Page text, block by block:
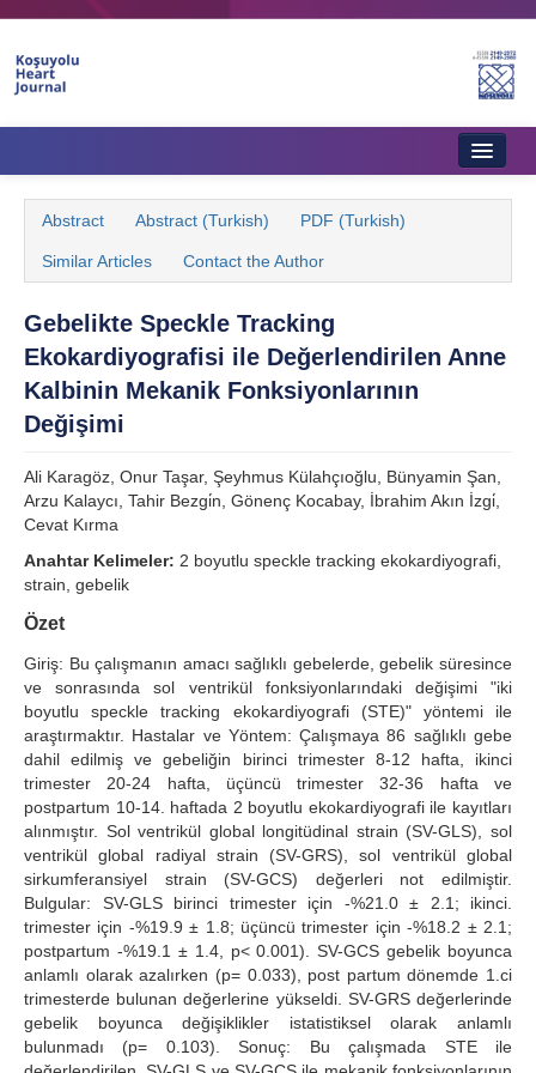
Aims & Scope
Editorial Board
Instructions to Authors
Instructions to Reviewers
Ethics & Policies
Contact Us
Abstract Abstract (Turkish) PDF (Turkish)
Similar Articles Contact the Author
Gebelikte Speckle Tracking
Ekokardiyografisi ile Değerlendirilen Anne
Kalbinin Mekanik Fonksiyonlarının
Değişimi
Ali Karagöz, Onur Taşar, Şeyhmus Külahçıoğlu, Bünyamin Şan,
Arzu Kalaycı, Tahir Bezgi̇n, Gönenç Kocabay, İbrahim Akın İzgi̇,
Cevat Kırma
Anahtar Kelimeler: 2 boyutlu speckle tracking ekokardiyografi,
strain, gebelik
Özet
Giriş: Bu çalışmanın amacı sağlıklı gebelerde, gebelik süresince
ve sonrasında sol ventrikül fonksiyonlarındaki değişimi "iki
boyutlu speckle tracking ekokardiyografi (STE)" yöntemi ile
araştırmaktır. Hastalar ve Yöntem: Çalışmaya 86 sağlıklı gebe
dahil edilmiş ve gebeliğin birinci trimester 8-12 hafta, ikinci
trimester 20-24 hafta, üçüncü trimester 32-36 hafta ve
postpartum 10-14. haftada 2 boyutlu ekokardiyografi ile kayıtları
alınmıştır. Sol ventrikül global longitüdinal strain (SV-GLS), sol
ventrikül global radiyal strain (SV-GRS), sol ventrikül global
sirkumferansiyel strain (SV-GCS) değerleri not edilmiştir.
Bulgular: SV-GLS birinci trimester için -%21.0 ± 2.1; ikinci.
trimester için -%19.9 ± 1.8; üçüncü trimester için -%18.2 ± 2.1;
postpartum -%19.1 ± 1.4, p< 0.001). SV-GCS gebelik boyunca
anlamlı olarak azalırken (p= 0.033), post partum dönemde 1.ci
trimesterde bulunan değerlerine yükseldi. SV-GRS değerlerinde
gebelik boyunca değişiklikler istatistiksel olarak anlamlı
bulunmadı (p= 0.103). Sonuç: Bu çalışmada STE ile